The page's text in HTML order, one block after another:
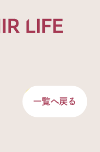
一覧へ戻る